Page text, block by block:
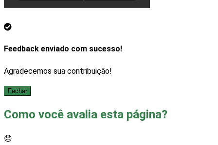
Feedback enviado com sucesso!
Agradecemos sua contribuição!
Fechar
Como você avalia esta página?
😞